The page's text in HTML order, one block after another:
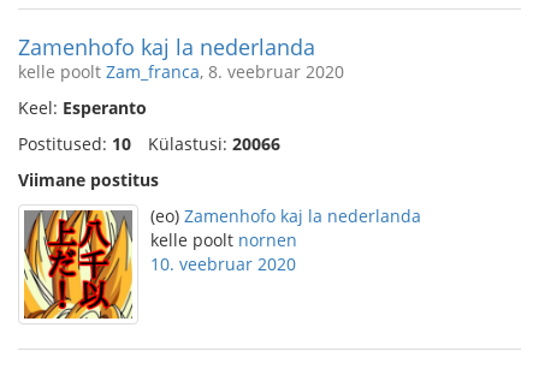
Zamenhofo kaj la nederlanda
kelle poolt Zam_franca, 8. veebruar 2020
Keel: Esperanto
Postitused: 10 Külastusi: 20066
Viimane postitus
(eo) Zamenhofo kaj la nederlanda
kelle poolt nornen
10. veebruar 2020